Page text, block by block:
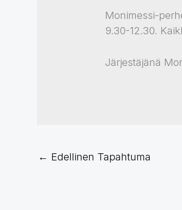
Monimessi-
9.30-12.30.
Järjestäjänä
← Edellinen Tapahtuma